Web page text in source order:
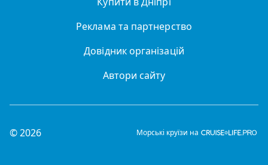
Реклама та партнерство
Довідник організацій
Автори сайту
© 2026 Морські круїзи на